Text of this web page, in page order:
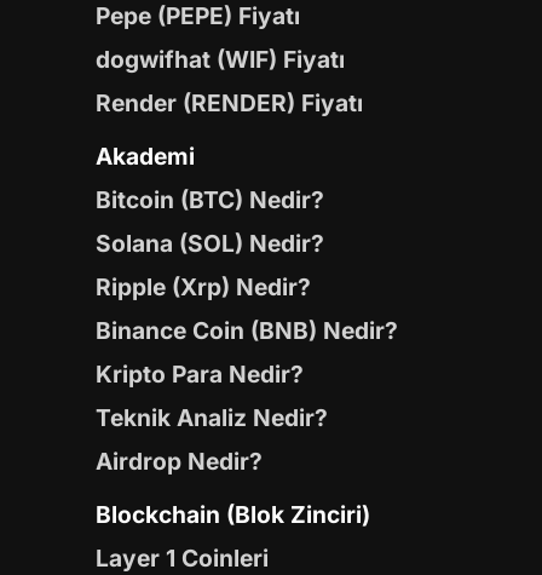
Pepe (PEPE) Fiyatı
dogwifhat (WIF) Fiyatı
Render (RENDER) Fiyatı
Akademi
Bitcoin (BTC) Nedir?
Solana (SOL) Nedir?
Ripple (Xrp) Nedir?
Binance Coin (BNB) Nedir?
Kripto Para Nedir?
Teknik Analiz Nedir?
Airdrop Nedir?
Blockchain (Blok Zinciri)
Layer 1 Coinleri